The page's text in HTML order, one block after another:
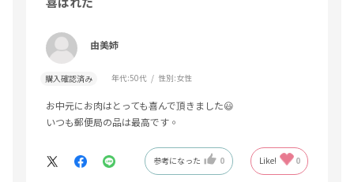
由美姉
購入確認済み 年代:50代 性別:女性
お中元にお肉はとっても喜んで頂きました😃
いつも郵便局の品は最高です◦
参考になった 0 Like! 0